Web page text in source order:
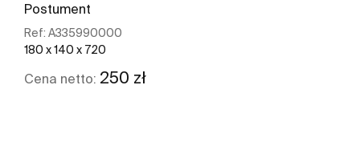
Postument
Ref: A335990000
180 x 140 x 720
Cena netto: 250 zł